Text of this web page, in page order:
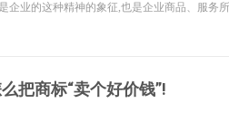
企业的这种精神的象征,也是企业商品、服务所
把商标“卖个好价钱”!